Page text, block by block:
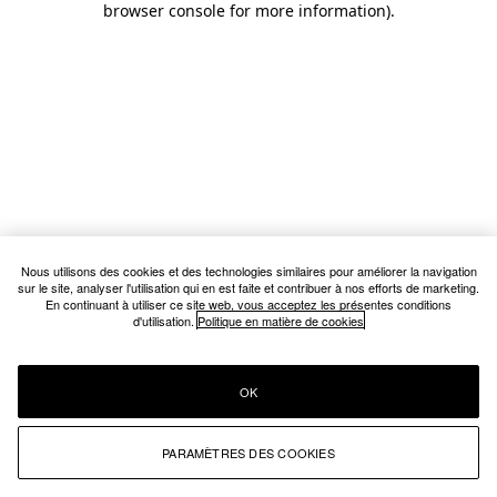
browser console for more information).
Nous utilisons des cookies et des technologies similaires pour améliorer la navigation
sur le site, analyser l'utilisation qui en est faite et contribuer à nos efforts de marketing.
En continuant à utiliser ce site web, vous acceptez les présentes conditions
d'utilisation. Politique en matière de cookies
PARAMÈTRES DES COOKIES
OK